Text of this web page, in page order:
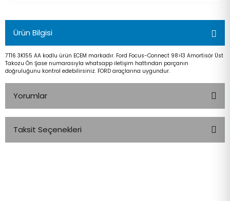
Ürün Bilgisi
7T16 3K155 AA kodlu ürün ECEM markadır. Ford Focus-Connect 98>13 Amortisör Üst
Takozu Ön Şase numarasıyla whatsapp iletişim hattından parçanın
doğruluğunu kontrol edebilirsiniz. FORD araçlarına uygundur.
Yorumlar
Taksit Seçenekleri